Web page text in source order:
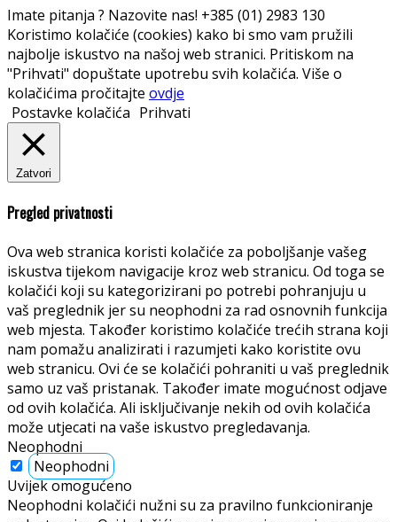
Imate pitanja ? Nazovite nas! +385 (01) 2983 130
Koristimo kolačiće (cookies) kako bi smo vam pružili
najbolje iskustvo na našoj web stranici. Pritiskom na
"Prihvati" dopuštate upotrebu svih kolačića. Više o
kolačićima pročitajte ovdje
Postavke kolačića Prihvati
Zatvori
Pregled privatnosti
Ova web stranica koristi kolačiće za poboljšanje vašeg
iskustva tijekom navigacije kroz web stranicu. Od toga se
kolačići koji su kategorizirani po potrebi pohranjuju u
vaš preglednik jer su neophodni za rad osnovnih funkcija
web mjesta. Također koristimo kolačiće trećih strana koji
nam pomažu analizirati i razumjeti kako koristite ovu
web stranicu. Ovi će se kolačići pohraniti u vaš preglednik
samo uz vaš pristanak. Također imate mogućnost odjave
od ovih kolačića. Ali isključivanje nekih od ovih kolačića
može utjecati na vaše iskustvo pregledavanja.
Neophodni
Neophodni
Uvijek omogućeno
Neophodni kolačići nužni su za pravilno funkcioniranje